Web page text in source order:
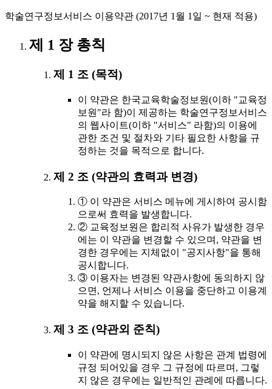
학술연구정보서비스 이용약관 (2017년 1월 1일 ~ 현재 적용)
제 1 장 총칙
제 1 조 (목적)
이 약관은 한국교육학술정보원(이하 "교육정
보원"라 함)이 제공하는 학술연구정보서비스
의 웹사이트(이하 "서비스" 라함)의 이용에
관한 조건 및 절차와 기타 필요한 사항을 규
정하는 것을 목적으로 합니다.
제 2 조 (약관의 효력과 변경)
① 이 약관은 서비스 메뉴에 게시하여 공시함
으로써 효력을 발생합니다.
② 교육정보원은 합리적 사유가 발생한 경우
에는 이 약관을 변경할 수 있으며, 약관을 변
경한 경우에는 지체없이 "공지사항"을 통해
공시합니다.
③ 이용자는 변경된 약관사항에 동의하지 않
으면, 언제나 서비스 이용을 중단하고 이용계
약을 해지할 수 있습니다.
제 3 조 (약관외 준칙)
이 약관에 명시되지 않은 사항은 관계 법령에
규정 되어있을 경우 그 규정에 따르며, 그렇
지 않은 경우에는 일반적인 관례에 따릅니다.